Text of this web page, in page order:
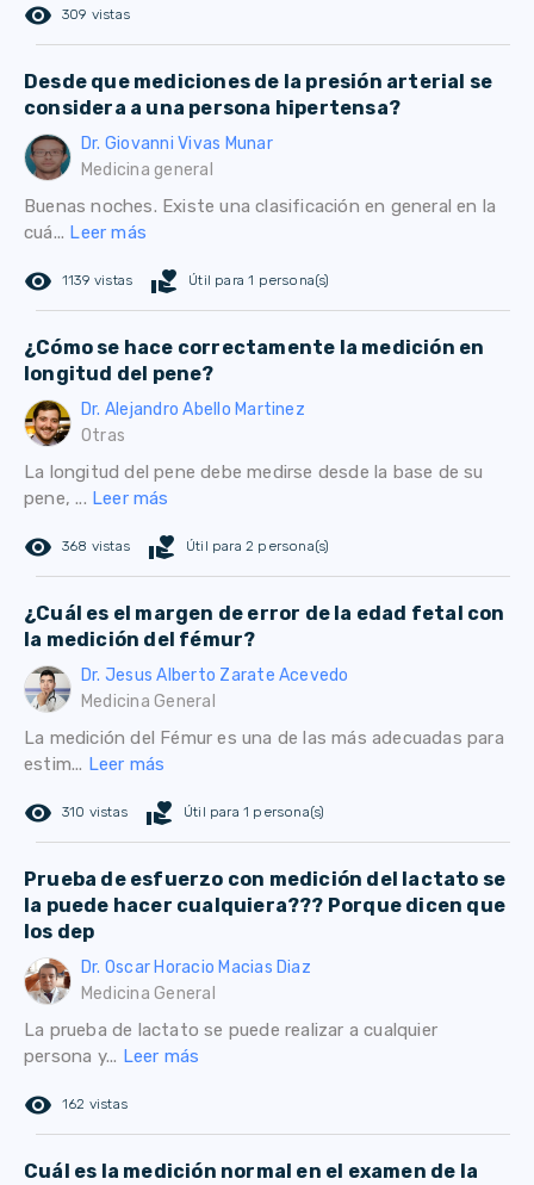
remove_red_eye 309 vistas
Desde que mediciones de la presión arterial se
considera a una persona hipertensa?
Dr. Giovanni Vivas Munar
Medicina general
Buenas noches. Existe una clasificación en general en la
cuá... Leer más
remove_red_eye 1139 vistas volunteer_activism Útil para 1 persona(s)
¿Cómo se hace correctamente la medición en
longitud del pene?
Dr. Alejandro Abello Martinez
Otras
La longitud del pene debe medirse desde la base de su
pene, ... Leer más
remove_red_eye 368 vistas volunteer_activism Útil para 2 persona(s)
¿Cuál es el margen de error de la edad fetal con
la medición del fémur?
Dr. Jesus Alberto Zarate Acevedo
Medicina General
La medición del Fémur es una de las más adecuadas para
estim... Leer más
remove_red_eye 310 vistas volunteer_activism Útil para 1 persona(s)
Prueba de esfuerzo con medición del lactato se
la puede hacer cualquiera??? Porque dicen que
los dep
Dr. Oscar Horacio Macias Diaz
Medicina General
La prueba de lactato se puede realizar a cualquier
persona y... Leer más
remove_red_eye 162 vistas
Cuál es la medición normal en el examen de la